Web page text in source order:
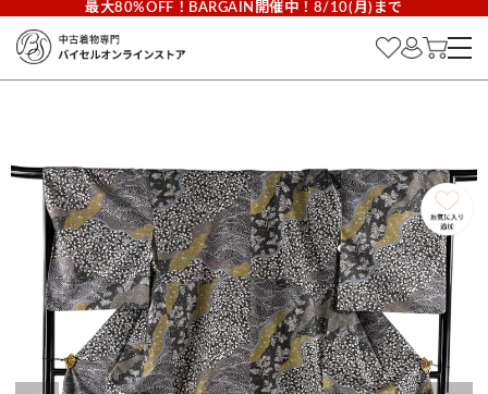
最大80%OFF！BARGAIN開催中！8/10(月)まで